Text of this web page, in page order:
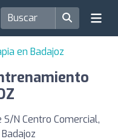
en Badajoz
N Centro Comercial,